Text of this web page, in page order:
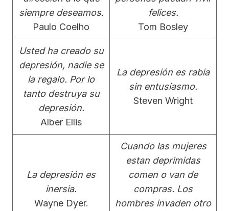
siempre deseamos.
Paulo Coelho
felices.
Tom Bosley
Usted ha creado su
depresión, nadie se
la regalo. Por lo
tanto destruya su
depresión.
Alber Ellis
La depresión es rabia
sin entusiasmo.
Steven Wright
La depresión es
inersia.
Wayne Dyer.
Cuando las mujeres
estan deprimidas
comen o van de
compras. Los
hombres invaden otro